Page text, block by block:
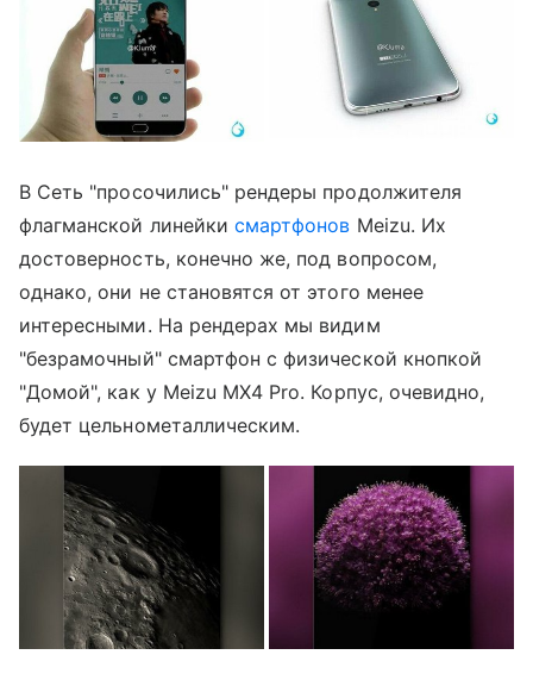
В Сеть "просочились" рендеры продолжителя
флагманской линейки смартфонов Meizu. Их
достоверность, конечно же, под вопросом,
однако, они не становятся от этого менее
интересными. На рендерах мы видим
"безрамочный" смартфон с физической кнопкой
"Домой", как у Meizu MX4 Pro. Корпус, очевидно,
будет цельнометаллическим.